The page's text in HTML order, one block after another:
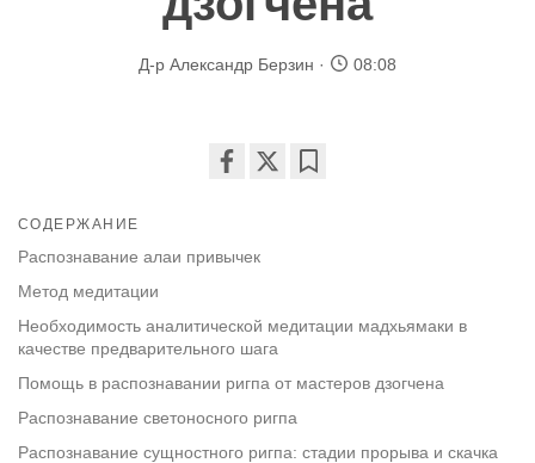
Д-р Александр Берзин 08:08
СОДЕРЖАНИЕ
Распознавание алаи привычек
Метод медитации
Необходимость аналитической медитации мадхьямаки в
качестве предварительного шага
Помощь в распознавании ригпа от мастеров дзогчена
Распознавание светоносного ригпа
Распознавание сущностного ригпа: стадии прорыва и скачка